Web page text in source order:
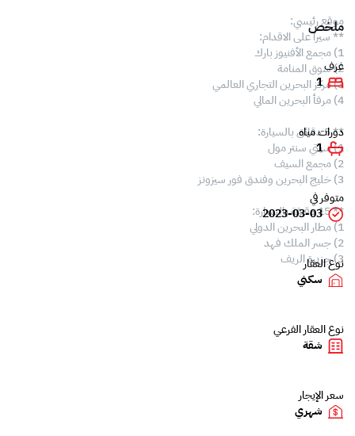
موقع رئيسي:
** سيرا على الاقدام:
1) مجمع الأفنيوز بارك
2) سوق المنامة
3) مركز البحرين التجاري العالمي
4) مرفأ البحرين المالي
** 5 دقائق بالسيارة:
1) سيتي سنتر مول
2) مجمع السيف
3) خليج البحرين وفندق فور سيزونز
** 15 دقيقة بالسيارة:
1) مطار البحرين الدولي
2) جسر الملك فهد
3) جزيرة الريف
ملخص
غرف
1
دورات مياه
1
متوفر في
2023-03-03
نوع العقار
سكني
نوع العقار الفرعي
شقة
سعر الإيجار
شهري